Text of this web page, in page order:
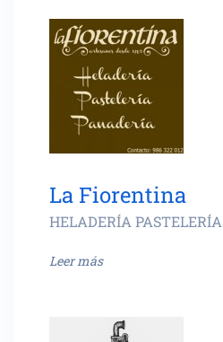
La Fiorentina
HELADERÍA PASTELERÍA
Leer más